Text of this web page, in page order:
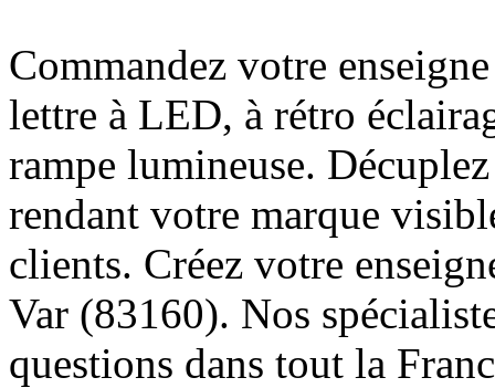
Commandez votre
lettre à LED, à rétro
rampe lumineuse.
rendant votre marque
clients. Créez votre
Var (83160). Nos
questions dans tout la